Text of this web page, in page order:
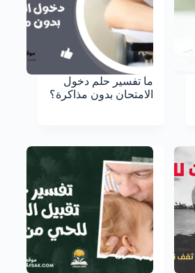
ما تفسير حلم دخول
الامتحان بدون مذاكرة؟